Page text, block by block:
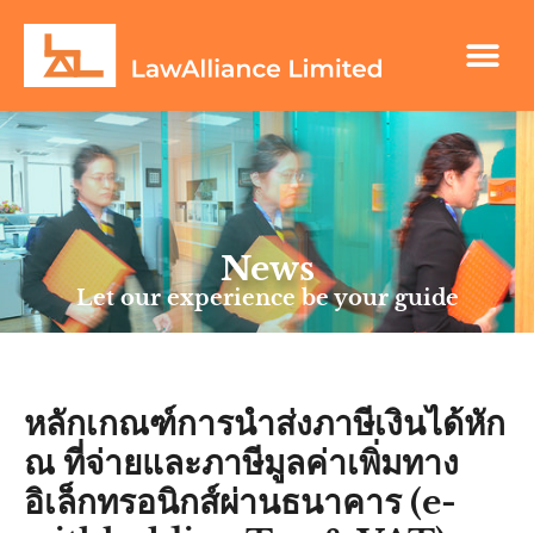
News
Let our experience be your guide
หลักเกณฑ์การนำส่งภาษีเงินได้หัก
ณ ที่จ่ายและภาษีมูลค่าเพิ่มทาง
อิเล็กทรอนิกส์ผ่านธนาคาร (e-